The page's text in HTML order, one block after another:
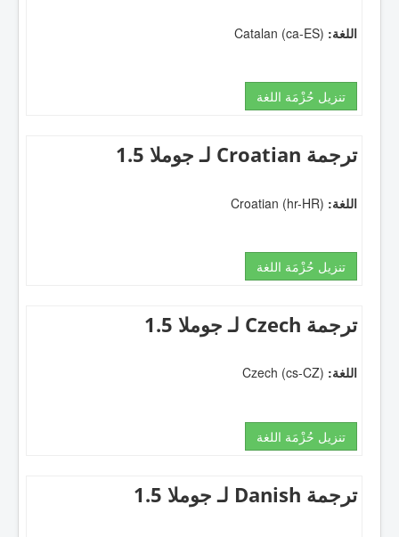
اللغة:
تنزيل حُزْمَة اللغة
ترجمة Croatian لـ جوملا 1.5
اللغة:
تنزيل حُزْمَة اللغة
ترجمة Czech لـ جوملا 1.5
اللغة:
تنزيل حُزْمَة اللغة
ترجمة Danish لـ جوملا 1.5